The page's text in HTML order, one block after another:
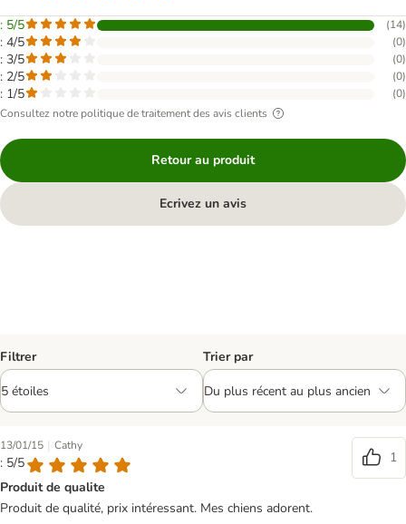
: 5/5 (14)
: 4/5 (0)
: 3/5 (0)
: 2/5 (0)
: 1/5 (0)
Consultez notre politique de traitement des avis clients
Retour au produit
Ecrivez un avis
Filtrer Trier par
13/01/15 | Cathy
: 5/5
1
Produit de qualite
Produit de qualité, prix intéressant. Mes chiens adorent.